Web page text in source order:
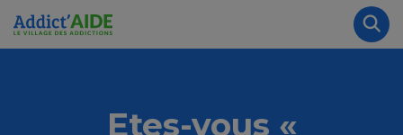
Aller au contenu principal
Etes-vous «
Panneau de gestion des cookies